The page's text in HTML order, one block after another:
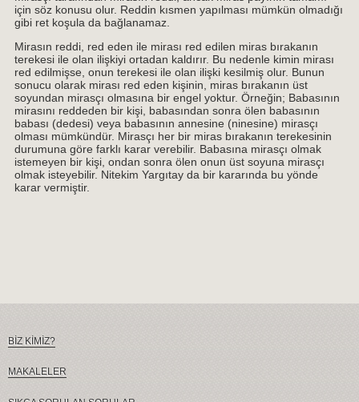
için söz konusu olur. Reddin kısmen yapılması mümkün olmadığı
gibi ret koşula da bağlanamaz.
Mirasın reddi, red eden ile mirası red edilen miras bırakanın
terekesi ile olan ilişkiyi ortadan kaldırır. Bu nedenle kimin mirası
red edilmişse, onun terekesi ile olan ilişki kesilmiş olur. Bunun
sonucu olarak mirası red eden kişinin, miras bırakanın üst
soyundan mirasçı olmasına bir engel yoktur. Örneğin; Babasının
mirasını reddeden bir kişi, babasından sonra ölen babasının
babası (dedesi) veya babasının annesine (ninesine) mirasçı
olması mümkündür. Mirasçı her bir miras bırakanın terekesinin
durumuna göre farklı karar verebilir. Babasına mirasçı olmak
istemeyen bir kişi, ondan sonra ölen onun üst soyuna mirasçı
olmak isteyebilir. Nitekim Yargıtay da bir kararında bu yönde
karar vermiştir.
BİZ KİMİZ?
MAKALELER